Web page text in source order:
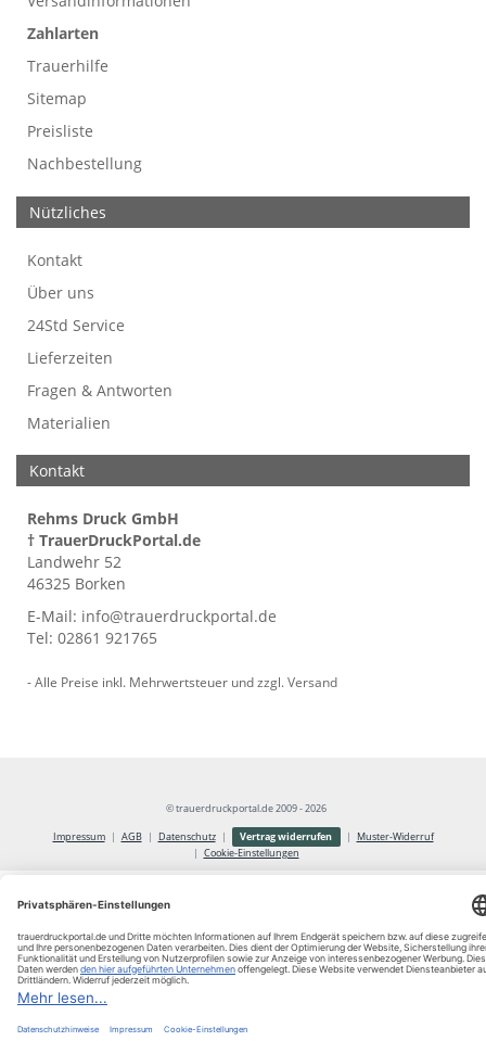
Zahlarten
Trauerhilfe
Sitemap
Preisliste
Nachbestellung
Nützliches
Kontakt
Über uns
24Std Service
Lieferzeiten
Fragen & Antworten
Materialien
Kontakt
Rehms Druck GmbH
† TrauerDruckPortal.de
Landwehr 52
46325 Borken
E-Mail: info@trauerdruckportal.de
Tel: 02861 921765
- Alle Preise inkl. Mehrwertsteuer und zzgl.Versand
© trauerdruckportal.de 2009 - 2026
Impressum AGB Datenschutz Vertrag widerrufen
Muster-Widerruf
Cookie-Einstellungen